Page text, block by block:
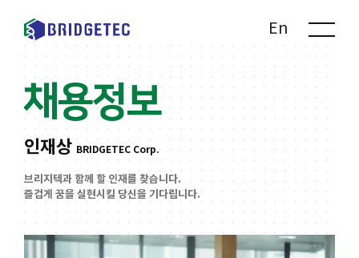
En
채용정보
인재상 BRIDGETEC Corp.
브리지텍과 함께 할 인재를 찾습니다.
즐겁게 꿈을 실현시킬 당신을 기다립니다.